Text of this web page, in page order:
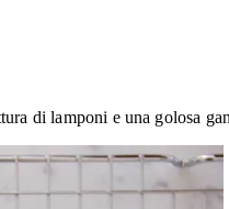
di lamponi e una golosa